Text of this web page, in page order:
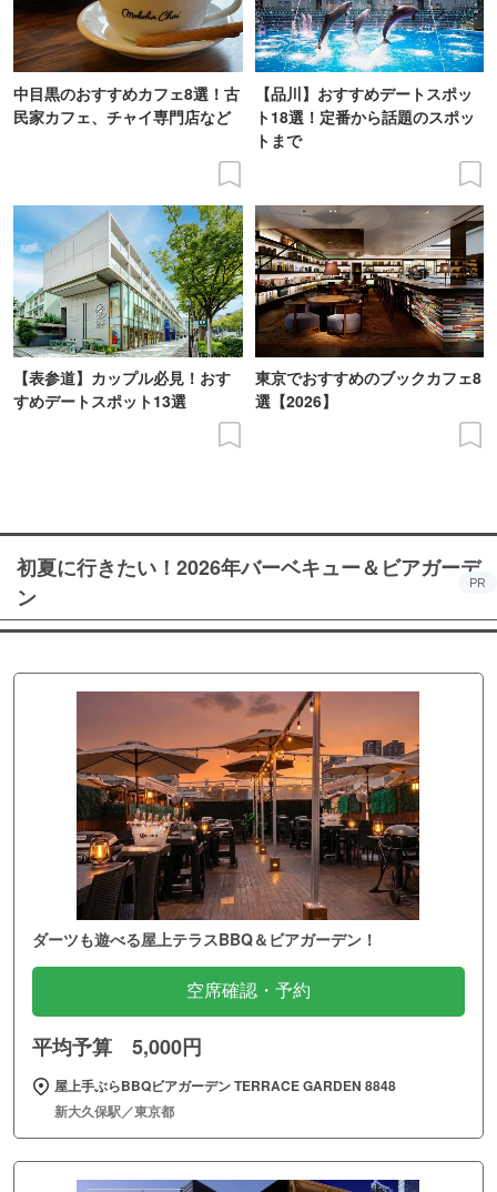
中目黒のおすすめカフェ8選！古
民家カフェ、チャイ専門店など
【品川】おすすめデートスポッ
ト18選！定番から話題のスポッ
トまで
【表参道】カップル必見！おす
すめデートスポット13選
東京でおすすめのブックカフェ8
選【2026】
初夏に行きたい！2026年バーベキュー＆ビアガーデ
ン
PR
ダーツも遊べる屋上テラスBBQ＆ビアガーデン！
空席確認・予約
平均予算 5,000円
屋上手ぶらBBQビアガーデン TERRACE GARDEN 8848
新大久保駅／東京都